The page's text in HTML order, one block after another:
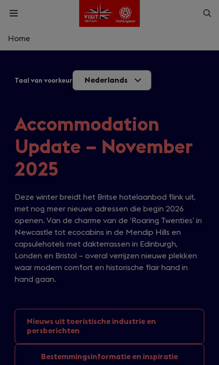
Skip
content
Open
Enter
a
Home
Taal van voorkeur Nederlands
Accommodation
Update – November
2025
Deze winter breidt het Britse hotelaanbod flink uit,
met nog meer nieuwe adressen die begin 2026
openen. Van de charme van de ‘Roaring Twenties’ in
Newcastle tot ecocabins in de Mendip Hills en
capsulehotels met dakterrassen in Edinburgh,
Londen en Bristol – overal verrijzen nieuwe plekken
waar modern comfort en historische flair hand in
hand gaan.
Nieuws uit toeristische industrie en
persberichten
Bestemmingsinformatie en inspiratie